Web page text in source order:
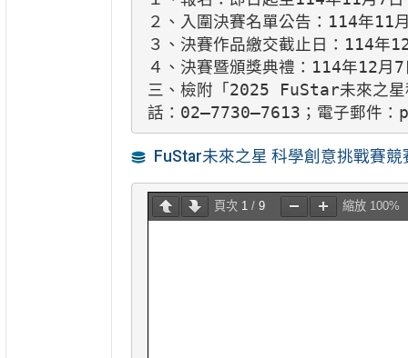
２、入圍決賽名單公告：114年11
３、決賽作品繳交截止日：114年
４、決賽暨頒獎典禮：114年12月
三、檢附「2025 FuStar未來之星
話：02–7730–7613；電子郵件
FuStar未來之星 科學創意挑戰賽競
頁次 1 / 9 縮放 100%